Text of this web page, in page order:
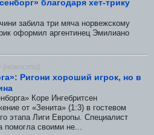
благодаря хет-трику
забила три мяча норвежскому
оформил аргентинец Эмилиано
Ригони хороший игрок, но в
Коре Ингебритсен
от «Зенита» (1:3) в гостевом
этапа Лиги Европы. Специалист
помогла своими не...